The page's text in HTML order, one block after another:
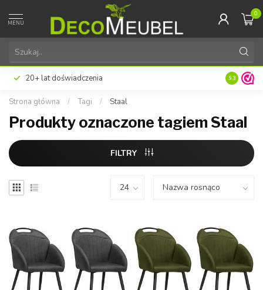
MENU
0
20+ lat doświadczenia 9.3
Strona główna / Tagi / Staal
Produkty oznaczone tagiem Staal
FILTRY